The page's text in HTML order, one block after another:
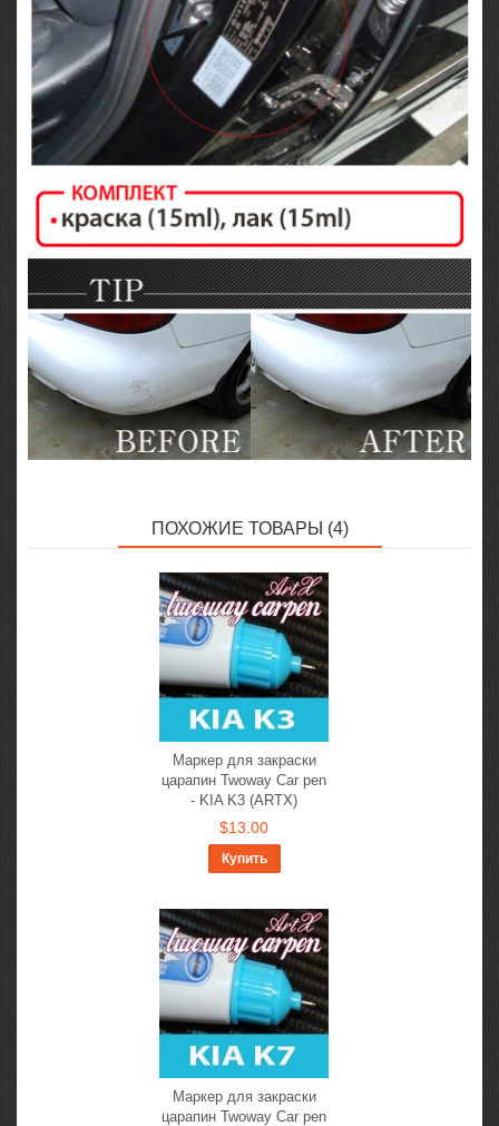
ПОХОЖИЕ ТОВАРЫ (4)
Маркер для закраски
царапин Twoway Car pen
- KIA K3 (ARTX)
$13.00
Купить
Маркер для закраски
царапин Twoway Car pen